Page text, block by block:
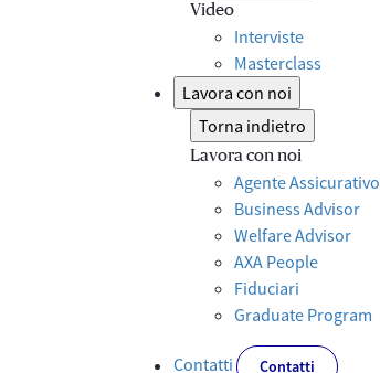
Video
Interviste
Masterclass
Lavora con noi
Torna indietro
Lavora con noi
Agente Assicurativo
Business Advisor
Welfare Advisor
AXA People
Fiduciari
Graduate Program
Contatti Contatti